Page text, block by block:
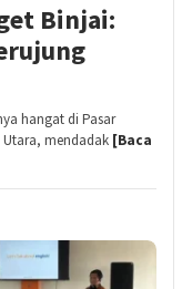
Binjai:
hangat di Pasar
mendadak [Baca